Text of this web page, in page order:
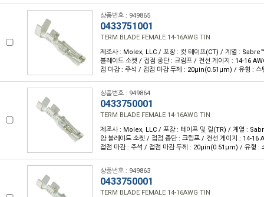
상품번호 : 949865
0433751001
TERM BLADE FEMALE 14-16AWG TIN
제조사 : Molex, LLC / 포장 : 컷 테이프(CT) / 계열 :
블레이드 소켓 / 접점 종단 : 크림프 / 전선 게이지 : 14-16
점 마감 : 주석 / 접점 마감 두께 : 20µin(0.51µm) / 유형 : 스
상품번호 : 949864
0433750001
TERM BLADE FEMALE 14-16AWG TIN
제조사 : Molex, LLC / 포장 : 테이프 및 릴(TR) / 계열 :
암 블레이드 소켓 / 접점 종단 : 크림프 / 전선 게이지 : 14-16
접점 마감 : 주석 / 접점 마감 두께 : 20µin(0.51µm) / 유형 :
상품번호 : 949863
0433750001
TERM BLADE FEMALE 14-16AWG TIN